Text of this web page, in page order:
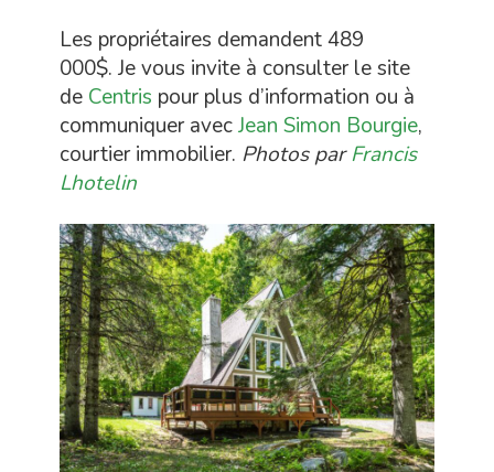
Les propriétaires demandent 489
000$. Je vous invite à consulter le site
de Centris pour plus d’information ou à
communiquer avecJean Simon Bourgie,
courtier immobilier. Photos par Francis
Lhotelin